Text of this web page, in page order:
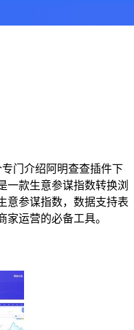
专门介绍阿明查查插件下
一款生意参谋指数转换浏
意参谋指数，数据支持表
运营的必备工具。